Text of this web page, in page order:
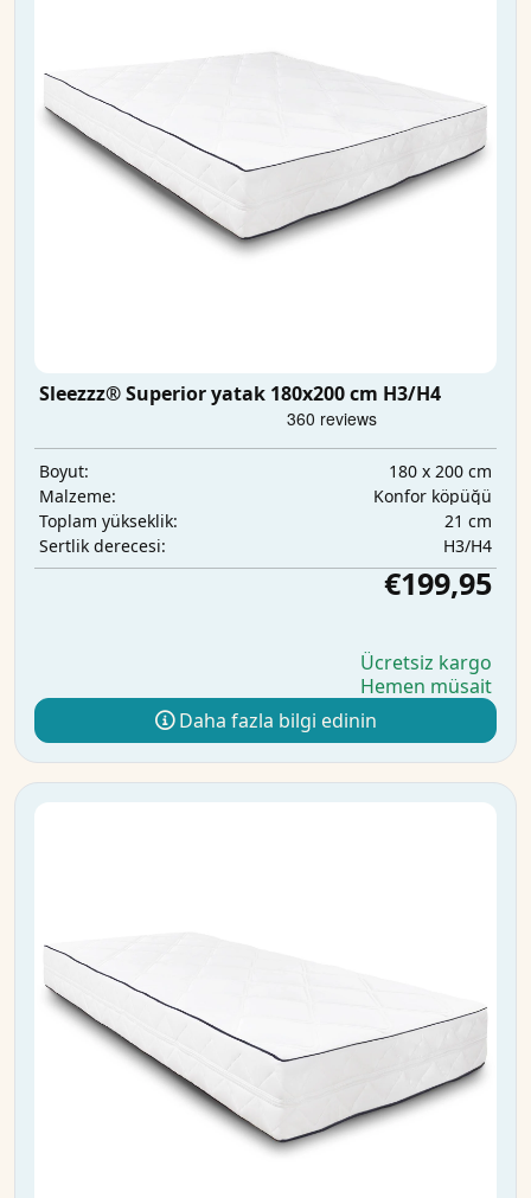
Sleezzz® Superior yatak 180x200 cm H3/H4
Boyut:
180 x 200 cm
Malzeme:
Konfor köpüğü
Toplam yükseklik:
21 cm
Sertlik derecesi:
H3/H4
€199,95
Ücretsiz kargo
Hemen müsait
Daha fazla bilgi edinin